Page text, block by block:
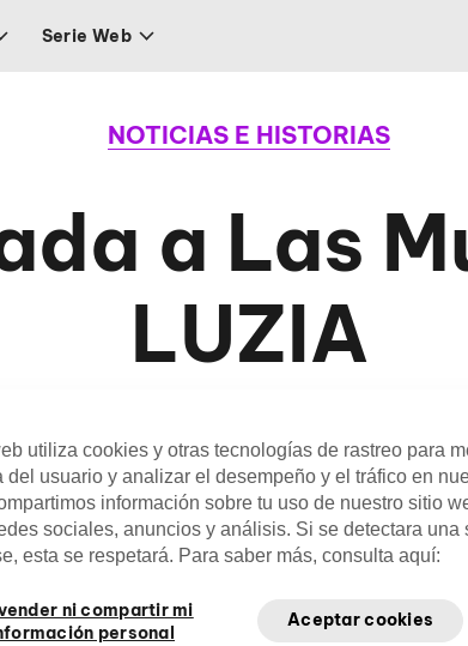
Serie Web
NOTICIAS E HISTORIAS
a Las
LUZIA
Internacional de la Mujer y a las
compañeras de equipo, le
de las personas que están
utiliza cookies y otras tecnologías de rastreo para
del usuario y analizar el desempeño y el tráfico en
información sobre tu uso de nuestro sitio
sociales, anuncios y análisis. Si se detectara una
esta se respetará. Para saber más, consulta aquí:
ni compartir mi
personal
Aceptar cookies